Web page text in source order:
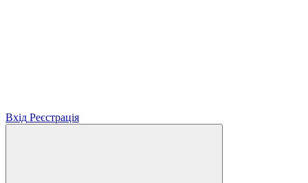
Вхід Реєстрація